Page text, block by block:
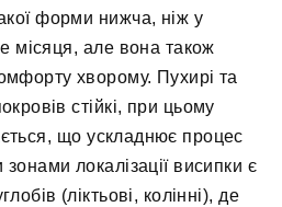
форми нижча, ніж у
місяця, але вона також
хворому. Пухирі та
стійкі, при цьому
що ускладнює процес
локалізації висипки є
(ліктьові, колінні), де